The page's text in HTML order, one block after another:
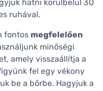
hatni körülbelül 30
ruhával.
fontos megfelelően
minőségi
amely visszaállítja a
fel egy vékony
be a bőrbe. Hagyjuk a